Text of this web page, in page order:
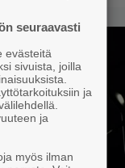
seuraavasti
evästeitä
sivuista, joilla
ja
ja
myös ilman